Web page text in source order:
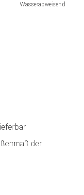
Wasserabweisend
der